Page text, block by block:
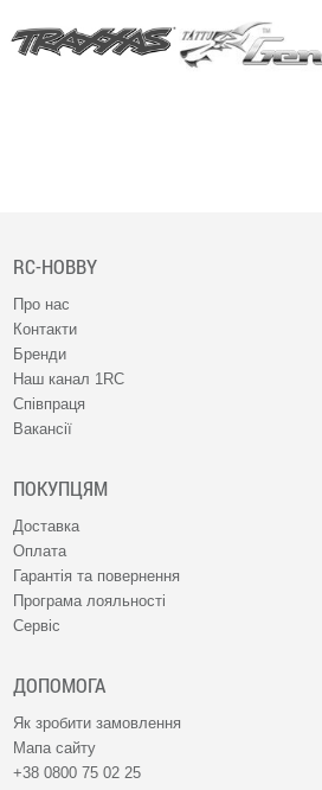
RC-HOBBY
Про нас
Контакти
Бренди
Наш канал 1RC
Співпраця
Вакансії
ПОКУПЦЯМ
Доставка
Оплата
Гарантія та повернення
Програма лояльності
Сервіс
ДОПОМОГА
Як зробити замовлення
Мапа сайту
+38 0800 75 02 25